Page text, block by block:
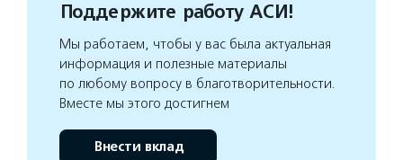
Поддержите работу АСИ!
Мы работаем, чтобы у вас была актуальная
информация и полезные материалы
по любому вопросу в благотворительности.
Вместе мы этого достигнем
Внести вклад